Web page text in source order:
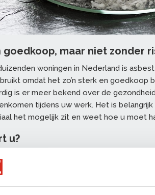
goedkoop, maar niet zonder
woningen in Nederland is
omdat het zo’n sterk en goedkoop
is er meer bekend over de
tijdens uw werk. Het is
het mogelijk zit en weet hoe u moet
u?
op over: